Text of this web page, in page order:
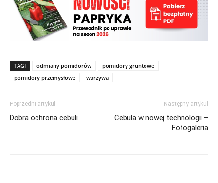
TAGI odmiany pomidorów
pomidory gruntowe
pomidory przemysłowe
warzywa
Poprzedni artykuł
Dobra ochrona cebuli
Następny artykuł
Cebula w nowej technologii –
Fotogaleria